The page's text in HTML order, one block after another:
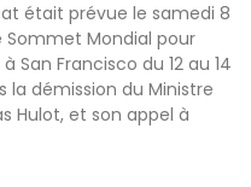
était prévue le samedi 8
Mondial pour
San Francisco du 12 au 14
la démission du Ministre
Hulot, et son appel à